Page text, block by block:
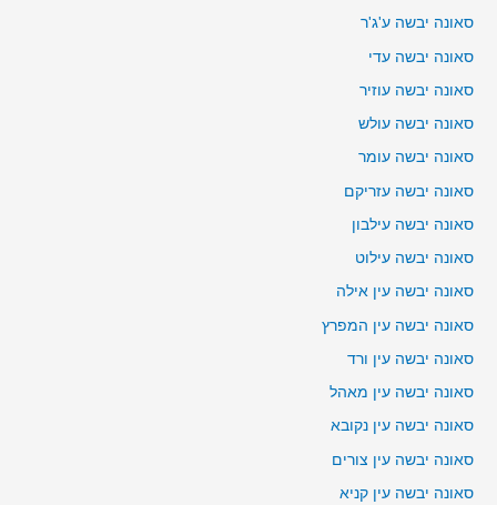
סאונה יבשה ע'ג'ר
סאונה יבשה עדי
סאונה יבשה עוזיר
סאונה יבשה עולש
סאונה יבשה עומר
סאונה יבשה עזריקם
סאונה יבשה עילבון
סאונה יבשה עילוט
סאונה יבשה עין אילה
סאונה יבשה עין המפרץ
סאונה יבשה עין ורד
סאונה יבשה עין מאהל
סאונה יבשה עין נקובא
סאונה יבשה עין צורים
סאונה יבשה עין קניא